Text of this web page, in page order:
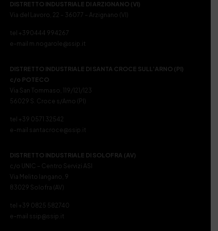
DISTRETTO INDUSTRIALE DI ARZIGNANO (VI)
Via del Lavoro, 22 – 36077 – Arzignano (VI)
tel +390444 994267
e-mail m.nogarole@ssip.it
DISTRETTO INDUSTRIALE DI SANTA CROCE SULL’ARNO (PI)
c/o POTECO
Via San Tommaso, 119/121/123
56029 S. Croce s/Arno (PI)
tel +39 0571 32542
e-mail santacroce@ssip.it
DISTRETTO INDUSTRIALE DI SOLOFRA (AV)
c/o UNIC – Centro Servizi ASI
Via Melito Iangano, 9
83029 Solofra (AV)
tel +39 0825 582740
e-mail ssip@ssip.it